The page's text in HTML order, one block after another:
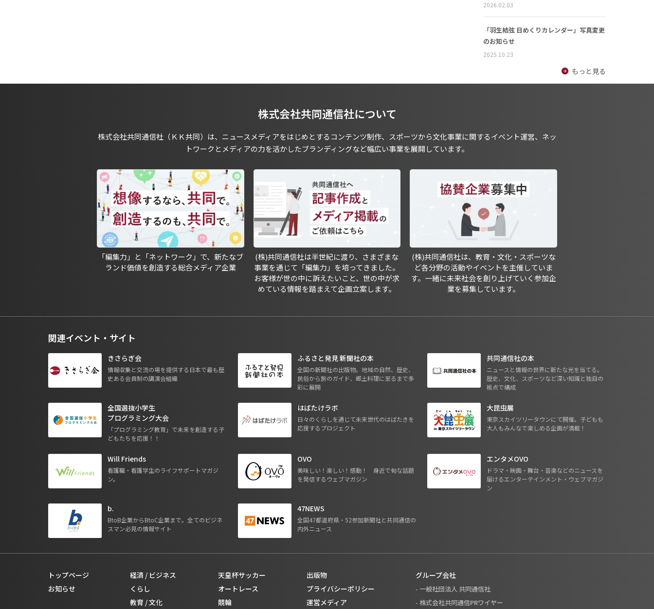
2026.02.03
「羽生結弦 日めくりカレンダー」写真変更
のお知らせ
2025.10.23
もっと見る
株式会社共同通信社について
株式会社共同通信社（ＫＫ共同）は、ニュースメディアをはじめとするコンテンツ制作、スポーツから文化事業に関するイベント運営、ネッ
トワークとメディアの力を活かしたブランディングなど幅広い事業を展開しています。
「編集力」と「ネットワーク」で、新たなブ
ランド価値を創造する総合メディア企業
(株)共同通信社は半世紀に渡り、さまざまな
事業を通じて「編集力」を培ってきました。
お客様が世の中に訴えたいこと、世の中が求
めている情報を踏まえて企画立案します。
(株)共同通信社は、教育・文化・スポーツな
ど各分野の活動やイベントを主催していま
す。一緒に未来社会を創り上げていく参加企
業を募集しています。
関連イベント・サイト
きさらぎ会
情報収集と交流の場を提供する日本で最も歴
史ある会員制の講演会組織
ふるさと発見 新聞社の本
全国の新聞社の出版物。地域の自然、歴史、
民俗から旅のガイド、郷土料理に至るまで多
彩に展開
共同通信社の本
ニュースと情報の世界に新たな光を当てる。
歴史、文化、スポーツなど深い知識と独自の
視点で構成
全国選抜小学生
プログラミング大会
「プログラミング教育」で未来を創造する子
どもたちを応援！！
はばたけラボ
日々のくらしを通じて未来世代のはばたきを
応援するプロジェクト
大昆虫展
東京スカイツリータウンにて開催。子どもも
大人もみんなで楽しめる企画が満載！
Will Friends
看護職・看護学生のライフサポートマガジ
ン。
OVO
美味しい！楽しい！感動！ 身近で旬な話題
を発信するウェブマガジン
エンタメOVO
ドラマ・映画・舞台・音楽などのニュースを
届けるエンターテインメント・ウェブマガジ
ン
b.
BtoB企業からBtoC企業まで。全てのビジネ
スマン必見の情報サイト
47NEWS
全国47都道府県・52参加新聞社と共同通信の
内外ニュース
トップページ
お知らせ
経済 / ビジネス
くらし
教育 / 文化
天皇杯サッカー
オートレース
競輪
出版物
プライバシーポリシー
運営メディア
グループ会社
- 一般社団法人 共同通信社
- 株式会社共同通信PRワイヤー